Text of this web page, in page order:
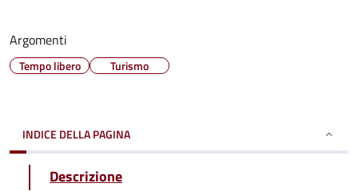
Argomenti
Tempo libero Turismo
INDICE DELLA PAGINA
Descrizione